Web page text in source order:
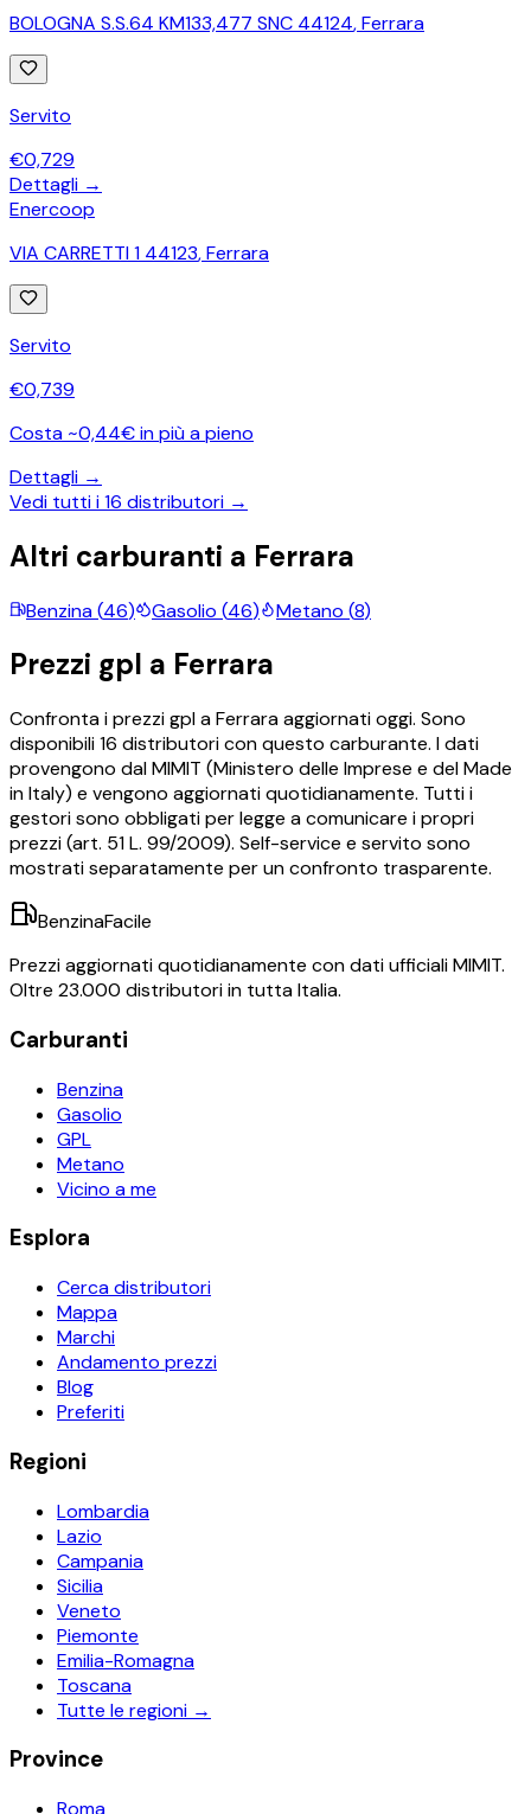
BOLOGNA S.S.64 KM133,477 SNC 44124,Ferrara
Servito
€0,729
Dettagli →
Enercoop
VIA CARRETTI 1 44123,Ferrara
Servito
€0,739
Costa ~0,44€ in più a pieno
Dettagli →
Vedi tutti i16 distributori →
Altri carburanti a Ferrara
Benzina(46) Gasolio (46) Metano (8)
Prezzi gpl a Ferrara
Confronta i prezzigplaFerraraaggiornati oggi. Sono
disponibili16 distributori con questo carburante. I dati
provengono dal MIMIT (Ministero delle Imprese e del Made
in Italy) e vengono aggiornati quotidianamente. Tutti i
gestori sono obbligati per legge a comunicare i propri
prezzi (art. 51 L. 99/2009). Self-service e servito sono
mostrati separatamente per un confronto trasparente.
BenzinaFacile
Prezzi aggiornati quotidianamente con dati ufficiali MIMIT.
Oltre 23.000 distributori in tutta Italia.
Carburanti
Benzina
Gasolio
GPL
Metano
Vicino a me
Esplora
Cerca distributori
Mappa
Marchi
Andamento prezzi
Blog
Preferiti
Regioni
Lombardia
Lazio
Campania
Sicilia
Veneto
Piemonte
Emilia-Romagna
Toscana
Tutte le regioni →
Province
Roma